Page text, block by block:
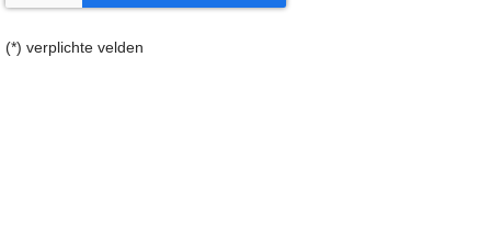
(*) verplichte velden